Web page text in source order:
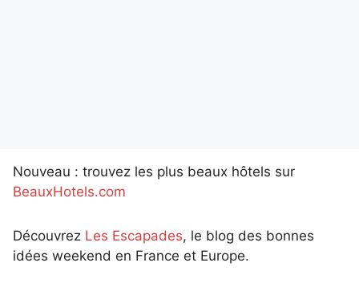
Nouveau : trouvez les plus beaux hôtels sur
BeauxHotels.com
Découvrez Les Escapades, le blog des bonnes
idées weekend en France et Europe.